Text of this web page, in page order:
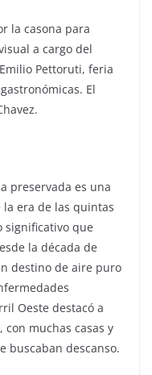
la casona para
a cargo del
Pettoruti, feria
El
preservada es una
era de las quintas
significativo que
la década de
destino de aire puro
Oeste destacó a
muchas casas y
buscaban descanso.